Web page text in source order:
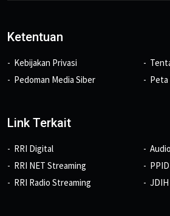
Ketentuan
Kebijakan Privasi
Pedoman Media Siber
Peta
Link Terkait
RRI Digital
RRI NET Streaming
RRI Radio Streaming
JDIH